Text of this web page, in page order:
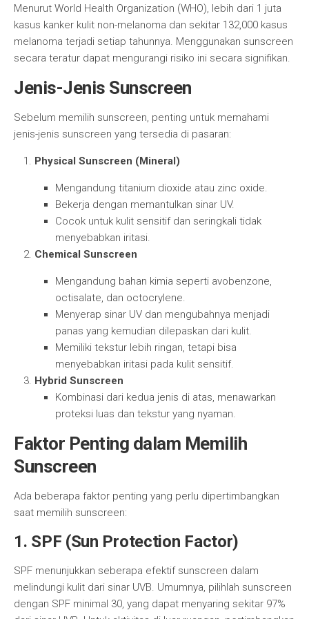
Menurut World Health Organization (WHO), lebih dari 1 juta
kasus kanker kulit non-melanoma dan sekitar 132,000 kasus
melanoma terjadi setiap tahunnya. Menggunakan sunscreen
secara teratur dapat mengurangi risiko ini secara signifikan.
Jenis-Jenis Sunscreen
Sebelum memilih sunscreen, penting untuk memahami
jenis-jenis sunscreen yang tersedia di pasaran:
Physical Sunscreen (Mineral)
Mengandung titanium dioxide atau zinc oxide.
Bekerja dengan memantulkan sinar UV.
Cocok untuk kulit sensitif dan seringkali tidak
menyebabkan iritasi.
Chemical Sunscreen
Mengandung bahan kimia seperti avobenzone,
octisalate, dan octocrylene.
Menyerap sinar UV dan mengubahnya menjadi
panas yang kemudian dilepaskan dari kulit.
Memiliki tekstur lebih ringan, tetapi bisa
menyebabkan iritasi pada kulit sensitif.
Hybrid Sunscreen
Kombinasi dari kedua jenis di atas, menawarkan
proteksi luas dan tekstur yang nyaman.
Faktor Penting dalam Memilih
Sunscreen
Ada beberapa faktor penting yang perlu dipertimbangkan
saat memilih sunscreen:
1. SPF (Sun Protection Factor)
SPF menunjukkan seberapa efektif sunscreen dalam
melindungi kulit dari sinar UVB. Umumnya, pilihlah sunscreen
dengan SPF minimal 30, yang dapat menyaring sekitar 97%